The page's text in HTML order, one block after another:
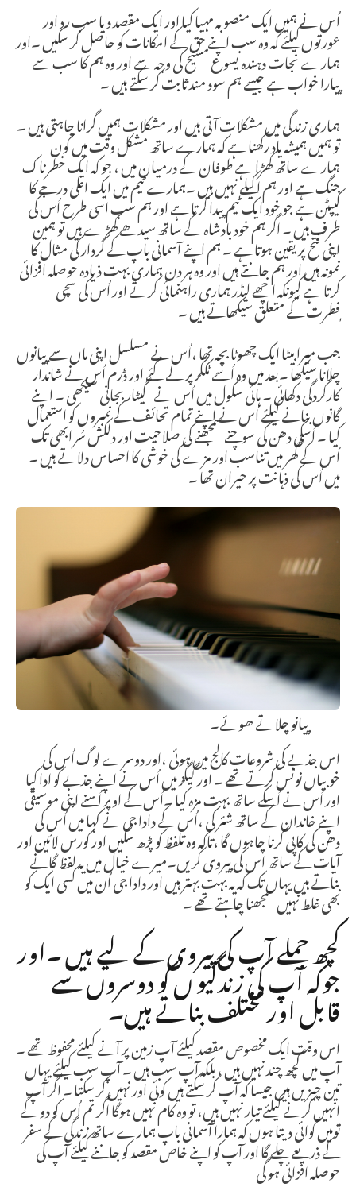
اُس نے ہمیں ایک منصوبہ مہیا کیا اور ایک مقصد دیا سب رد اور
عورتوں کیلئے کہ وہ سب اپنے حق کے امکانات کو حاصل کر سکیں ۔اور
ہمارے نجات دہندہ یسوع مسیح کی وجہ سے اور وہ ہم کا سب سے
پیارا خواب ہے جیسے ہم سود مند ثابت کر سکتے ہیں ۔
ہماری زندگی میں مشکلات آتی ہیں اور مشکلات ہمیں گرانا چاہتی ہیں ۔
تو ہمیں ہمیشہ یاد رکھنا ہے کہ ہمارے ساتھ مشکل وقت میں کون
ہمارے ساتھ کھڑا ہے طوفان کے درمیان میں ، جو کہ ایک خطرناک
جنگ ہے اور ہم اکیلے نہیں ہیں ۔ہمارے ٹیم میں ایک اعلی درجے کا
کیپٹن ہے جو خود ایک ٹیم پیدا کرتا ہے اور ہم سب اسی طرح اُس کی
طرف ہیں ۔ اگر ہم خود بادشاہ کے ساتھ سیدھے کھڑے ہیں تو ہمین
اپنی فتح پر یقین ہوتا ہے ۔ ہم اپنے آسمانی باپ کے کردار کی مثال کا
نمونہ ہیں اور ہم جانتے ہیں اور وہ ہر دن ہماری بہت ذیادہ حوصلہ افزائی
کرتا ہے کیونکہ اچھے لیڈر ہماری راہنمائی کرتے اور اُس کی سچی
ٖفطرت کے متعلق سیکھاتے ہیں ۔
جب میرا بیٹا ایک چھوٹا بچہ تھا ،اُس نے مسلسل اپنی ماں سے پیانوں
چلانا سیکھا ۔بعد میں وہ اُسے ٹککر پر لے گئے اور ڈرم اُس نے شاندار
کارکردگی دکھائی ۔ ہائی سکول میں اُس نے گیٹار بجانی سیکھی ۔ اپنے
گانوں بنانے کیلئے اُس نے اپنے تمام تحائف کے نمبروں کو استعمال
کیا ۔ اُسکی دھن کی سوچنے سمجھنے کی صلاحیت اور دلکش سُر ابھی تک
اُس کے گھر میں تناسب اور مزے کی خوشی کا احساس دلاتے ہیں ۔
میں اُس کی ذہانت پر حیران تھا ۔
پیانو چلاتے ھوئے۔
اس جذبے کی شروعات کالج میں ہوئی ،اور دوسرے لوگ اُس کی
خوبیاں نوٹس کرتے تھے ۔ اور گیگز میں اُس نے اپنے جذبے کو ادا کیا
اور اُس نے اُسکے ساتھ بہت مزہ کیا ۔اُس کے اوپر اُسنے اپنی موسیقی
اپنے خاندان کے ساتھ شئر کی ،اُس کے دادا جی نے کہا میں اُس کی
دھن کی کاپی کرنا چاہوں گا ،تاکہ وہ تلفظ کو پڑھ سکیں اور کورس لائین اور
آیات کے ساتھ اس کی پیروی کریں۔میرے خیال میں یہ لفظ گانے
بناتے ہیں یہاں تک کہ یہ بہت بہتر ہیں اور دادا جی اُن میں کسی ایک کو
بھی غلط نہیں سمجھنا چاہتے تھے ۔
کچھ جملے آپ کی پیروی کے لیے ہیں ۔اور
جوکہ آپ کی زندگیو ں کو دوسروں سے
قابل اور مختلف بناتے ہیں۔
اس وقت ایک مخصوص مقصد کیلئے آپ زمین پر آنے کیلئے محفوظ تھے ۔
آپ میں کچھ چند نہیں ہیں ، بلکہ آپ سب ہیں ۔ آپ سب کیلئے یہاں
تین چیزیں ہیں جیسا کہ آپ کر سکتے ہیں کوئی اور نہیں کر سکتا ۔ اگر آپ
انہیں کرنے کیلئے تیار نہیں ہیں، تو وہ کام نہیں ہوگا اگر تم اُس کو دو گے
تومیں گوائی دیتا ہوں کہ ہمارا آسمانی باپ ہمارے ساتھ زندگی کے سفر
کے ذریعے چلے گا اور آپ کو اپنے خاص مقصد کو جاننے کیلئے آپ کی
حوصلہ افزائی ہو گی